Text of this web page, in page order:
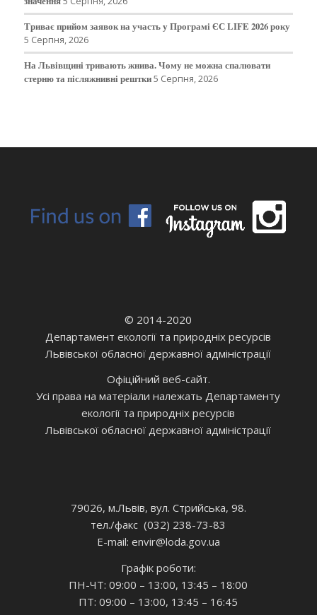
Триває прийом заявок на участь у Програмі ЄС LIFE 2026 року
5 Серпня, 2026
На Львівщині тривають жнива. Чому не можна спалювати
стерню та післяжнивні рештки5 Серпня, 2026
© 2014-2020
Департамент екології та природніх ресурсів
Львівської обласної державної адміністрації
Офіційний веб-сайт.
Усі права на матеріали належать Департаменту
екології та природніх ресурсів
Львівської обласної державної адміністрації
79026, м.Львів, вул. Стрийська, 98.
тел./факс (032) 238-73-83
E-mail: envir@loda.gov.ua
Графік роботи:
ПН-ЧТ: 09:00 – 13:00, 13:45 – 18:00
ПТ: 09:00 – 13:00, 13:45 – 16:45